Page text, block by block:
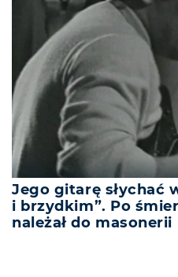
Jego gitarę słychać
i brzydkim”. Po
należał do masonerii